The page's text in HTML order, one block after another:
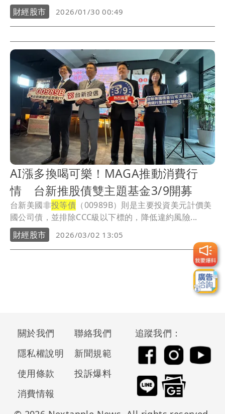
財經股市
2026/01/30 00:49
AI漲多換喝可樂！MAGA推動消費行
情 台新推股債雙主題基金3/9開募
台新美國非投等債 （00989B）則是主要投資美元計價美
國公司債，並排除CCC級以下標的，降低違約風險...
財經股市
2026/03/02 13:05
關於我們
聯絡我們
隱私權說明
新聞規範
使用條款
投訴爆料
消費情報
追蹤我們：